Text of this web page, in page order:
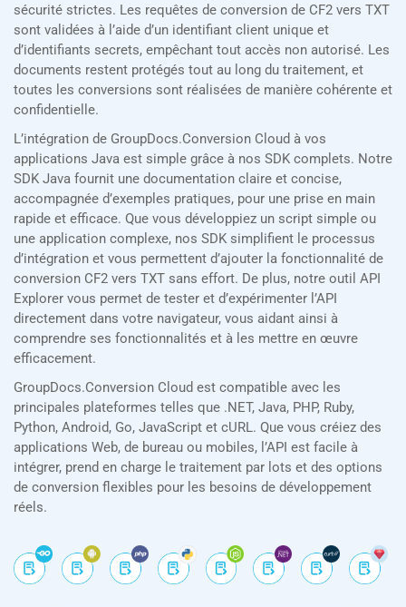
sécurité strictes. Les requêtes de conversion de CF2 vers TXT
sont validées à l’aide d’un identifiant client unique et
d’identifiants secrets, empêchant tout accès non autorisé. Les
documents restent protégés tout au long du traitement, et
toutes les conversions sont réalisées de manière cohérente et
confidentielle.
L’intégration de GroupDocs.Conversion Cloud à vos
applications Java est simple grâce à nos SDK complets. Notre
SDK Java fournit une documentation claire et concise,
accompagnée d’exemples pratiques, pour une prise en main
rapide et efficace. Que vous développiez un script simple ou
une application complexe, nos SDK simplifient le processus
d’intégration et vous permettent d’ajouter la fonctionnalité de
conversion CF2 vers TXT sans effort. De plus, notre outil API
Explorer vous permet de tester et d’expérimenter l’API
directement dans votre navigateur, vous aidant ainsi à
comprendre ses fonctionnalités et à les mettre en œuvre
efficacement.
GroupDocs.Conversion Cloud est compatible avec les
principales plateformes telles que .NET, Java, PHP, Ruby,
Python, Android, Go, JavaScript et cURL. Que vous créiez des
applications Web, de bureau ou mobiles, l’API est facile à
intégrer, prend en charge le traitement par lots et des options
de conversion flexibles pour les besoins de développement
réels.